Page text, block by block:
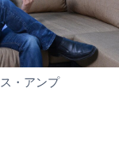
・アンプ